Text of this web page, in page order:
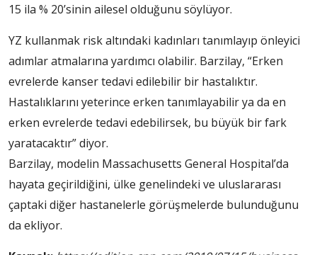
15 ila % 20’sinin ailesel olduğunu söylüyor.
YZ kullanmak risk altındaki kadınları tanımlayıp önleyici
adımlar atmalarına yardımcı olabilir. Barzilay, “Erken
evrelerde kanser tedavi edilebilir bir hastalıktır.
Hastalıklarını yeterince erken tanımlayabilir ya da en
erken evrelerde tedavi edebilirsek, bu büyük bir fark
yaratacaktır” diyor.
Barzilay, modelin Massachusetts General Hospital’da
hayata geçirildiğini, ülke genelindeki ve uluslararası
çaptaki diğer hastanelerle görüşmelerde bulunduğunu
da ekliyor.